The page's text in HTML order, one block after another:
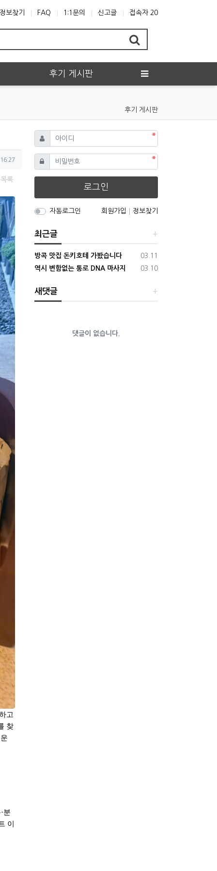
정보찾기 FAQ 1:1문의 신고글 접속자 20
후기 게시판
후기 게시판
목록
고
찾
·분
이
아이디 필수
비밀번호필수
로그인
자동로그인 회원가입 정보찾기
최근글
등록일
03.11
방콕 맛집 돈키호테 가봤습니다
등록일
03.10
역시 변함없는 통로 DNA 마사지
새댓글
댓글이 없습니다.